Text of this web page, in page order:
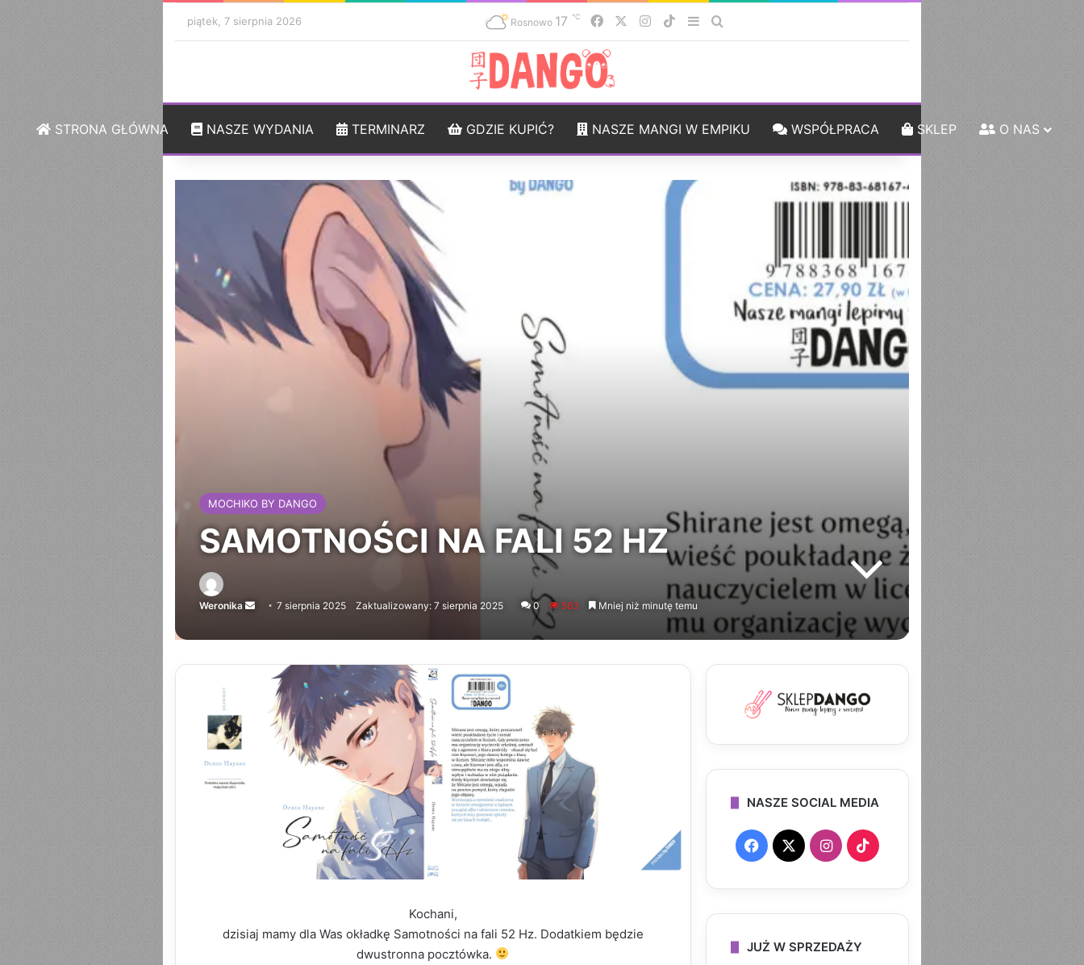
piątek, 7 sierpnia 2026 Rosnowo 17 ℃ FacebookInstagram
TikTokSidebar
STRONA GŁÓWNA NASZE WYDANIA TERMINARZ GDZIE KUPIĆ? NASZE MANGI W EMPIKU WSPÓŁPRACA SKLEP O NAS
MOCHIKO BY DANGO
SAMOTNOŚCI NA FALI 52 HZ
Weronika
Send7 sierpnia 2025 Zaktualizowany: 7 sierpnia 2025 0 563 Mniej niż minutę temu
Kochani,
dzisiaj mamy dla Was okładkę Samotności na fali 52 Hz. Dodatkiem będzie
dwustronna pocztówka.
NASZE SOCIAL MEDIA
F
c
e
X
I
s
t
T
k
JUŻ W SPRZEDAŻY